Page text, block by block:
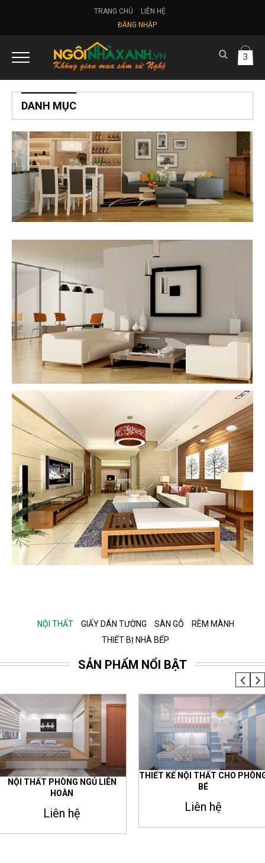
TRANG CHỦ
LIÊN HỆ
ĐĂNG NHẬP
3
DANH MỤC
NỘI THẤT GIẤY DÁN TƯỜNG SÀN GỖ
RÈM MÀNH
THIẾT BỊ NHÀ BẾP
SẢN PHẨM NỔI BẬT
NỘI THẤT PHÒNG NGỦ LIÊN
HOÀN
Liên hệ
THIẾT KẾ NỘI THẤT CHO
BÉ
Liên hệ